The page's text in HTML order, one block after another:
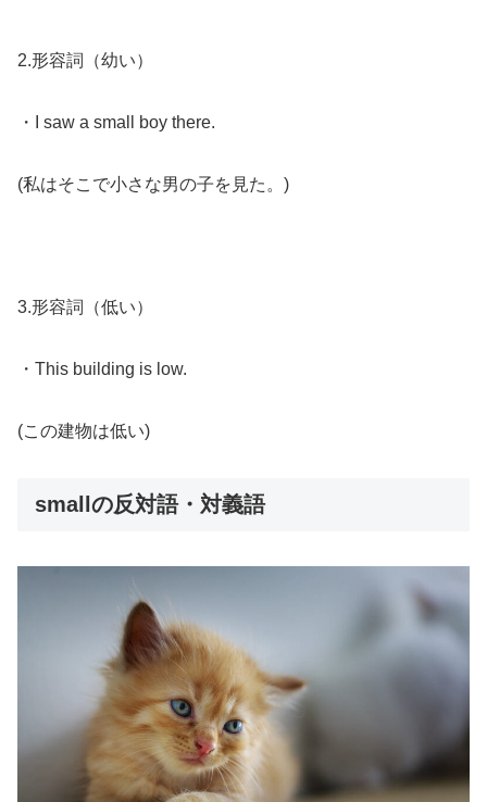
2.形容詞（幼い）
・I saw a small boy there.
(私はそこで小さな男の子を見た。)
3.形容詞（低い）
・This building is low.
(この建物は低い)
smallの反対語・対義語